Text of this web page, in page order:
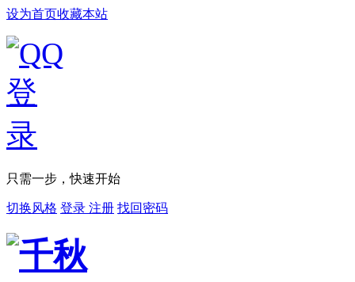
设为首页收藏本站
只需一步，快速开始
切换风格 登录 注册 找回密码